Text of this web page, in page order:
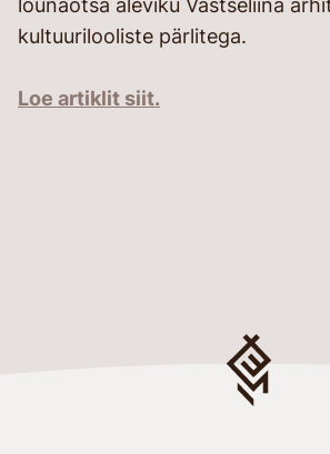
kultuurilooliste pärlitega.
Loe artiklit siit.